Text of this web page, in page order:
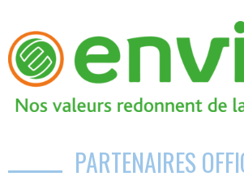
PARTENAIRES